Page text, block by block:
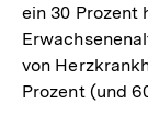
ein 30 Prozent
von
Prozent (und